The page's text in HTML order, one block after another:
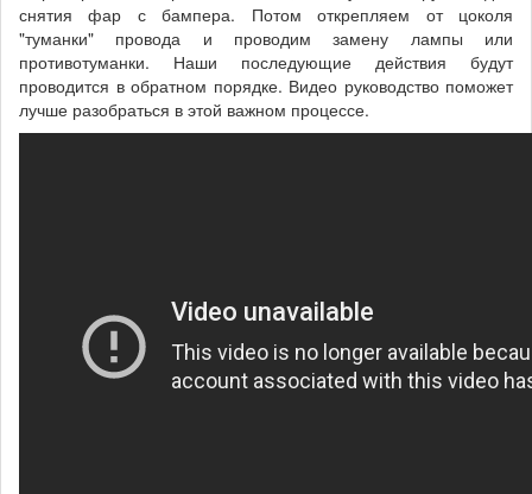
снятия фар с бампера. Потом открепляем от цоколя
"туманки" провода и проводим замену лампы или
противотуманки. Наши последующие действия будут
проводится в обратном порядке. Видео руководство поможет
лучше разобраться в этой важном процессе.